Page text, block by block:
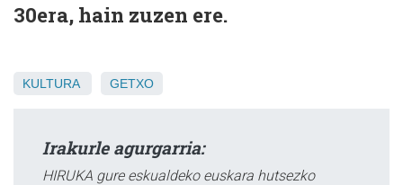
30era, hain zuzen ere.
KULTURA GETXO
Irakurle agurgarria:
HIRUKA gure eskualdeko euskara hutsezko